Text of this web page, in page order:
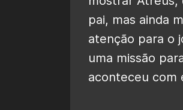
pai, mas ainda
atenção para o
uma missão
aconteceu com